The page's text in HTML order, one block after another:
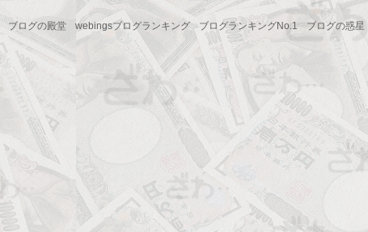
ブログの殿堂 webingsブログランキング ブログランキングNo.1 ブログの惑星